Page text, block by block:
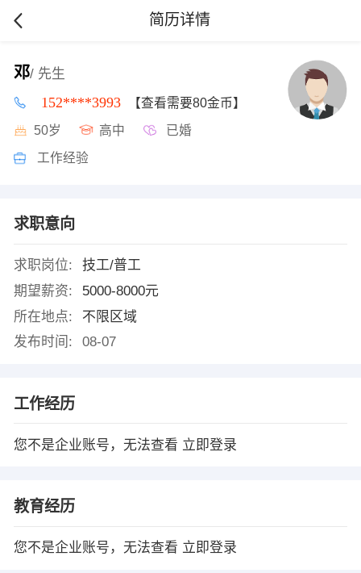
简历详情
邓/ 先生
152****3993 【查看需要80金币】
50岁 高中 已婚
工作经验
求职意向
求职岗位:
技工/普工
期望薪资:
5000-8000元
所在地点:
不限区域
发布时间:
08-07
工作经历
您不是企业账号，无法查看 立即登录
教育经历
您不是企业账号，无法查看 立即登录